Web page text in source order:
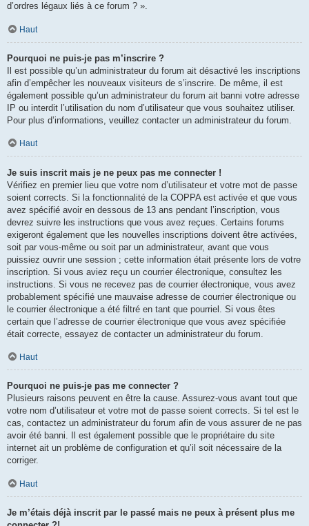
d’ordres légaux liés à ce forum ? ».
Haut
Pourquoi ne puis-je pas m’inscrire ?
Il est possible qu’un administrateur du forum ait désactivé les inscriptions
afin d’empêcher les nouveaux visiteurs de s’inscrire. De même, il est
également possible qu’un administrateur du forum ait banni votre adresse
IP ou interdit l’utilisation du nom d’utilisateur que vous souhaitez utiliser.
Pour plus d’informations, veuillez contacter un administrateur du forum.
Haut
Je suis inscrit mais je ne peux pas me connecter !
Vérifiez en premier lieu que votre nom d’utilisateur et votre mot de passe
soient corrects. Si la fonctionnalité de la COPPA est activée et que vous
avez spécifié avoir en dessous de 13 ans pendant l’inscription, vous
devrez suivre les instructions que vous avez reçues. Certains forums
exigeront également que les nouvelles inscriptions doivent être activées,
soit par vous-même ou soit par un administrateur, avant que vous
puissiez ouvrir une session ; cette information était présente lors de votre
inscription. Si vous aviez reçu un courrier électronique, consultez les
instructions. Si vous ne recevez pas de courrier électronique, vous avez
probablement spécifié une mauvaise adresse de courrier électronique ou
le courrier électronique a été filtré en tant que pourriel. Si vous êtes
certain que l’adresse de courrier électronique que vous avez spécifiée
était correcte, essayez de contacter un administrateur du forum.
Haut
Pourquoi ne puis-je pas me connecter ?
Plusieurs raisons peuvent en être la cause. Assurez-vous avant tout que
votre nom d’utilisateur et votre mot de passe soient corrects. Si tel est le
cas, contactez un administrateur du forum afin de vous assurer de ne pas
avoir été banni. Il est également possible que le propriétaire du site
internet ait un problème de configuration et qu’il soit nécessaire de la
corriger.
Haut
Je m’étais déjà inscrit par le passé mais ne peux à présent plus me